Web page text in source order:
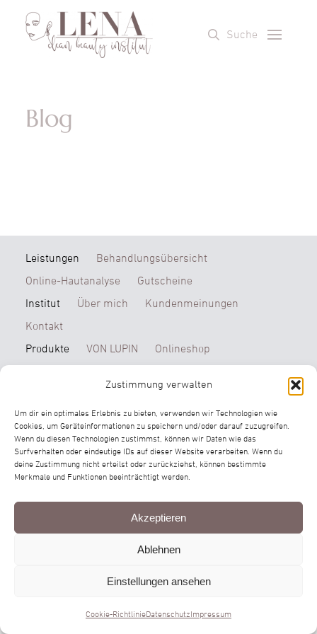
Zustimmung verwalten
Um dir ein optimales Erlebnis zu bieten, verwenden wir Technologien wie
Cookies, um Geräteinformationen zu speichern und/oder darauf zuzugreifen.
Wenn du diesen Technologien zustimmst, können wir Daten wie das
Surfverhalten oder eindeutige IDs auf dieser Website verarbeiten. Wenn du
deine Zustimmung nicht erteilst oder zurückziehst, können bestimmte
Merkmale und Funktionen beeinträchtigt werden.
Akzeptieren
Ablehnen
Einstellungen ansehen
Cookie-RichtlinieDatenschutz Impressum
Suche
Blog
Leistungen
Behandlungsübersicht
Online-Hautanalyse
Gutscheine
Institut
Über mich
Kundenmeinungen
Kontakt
Produkte
VON LUPIN Onlineshop
© 2026 LENA clean beauty institut
Impressum
Datenschutz Cookie-Richtlinie